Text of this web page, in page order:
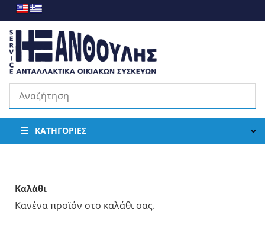
ΚΑΤΗΓΟΡΊΕΣ
Καλάθι
Κανένα προϊόν στο καλάθι σας.